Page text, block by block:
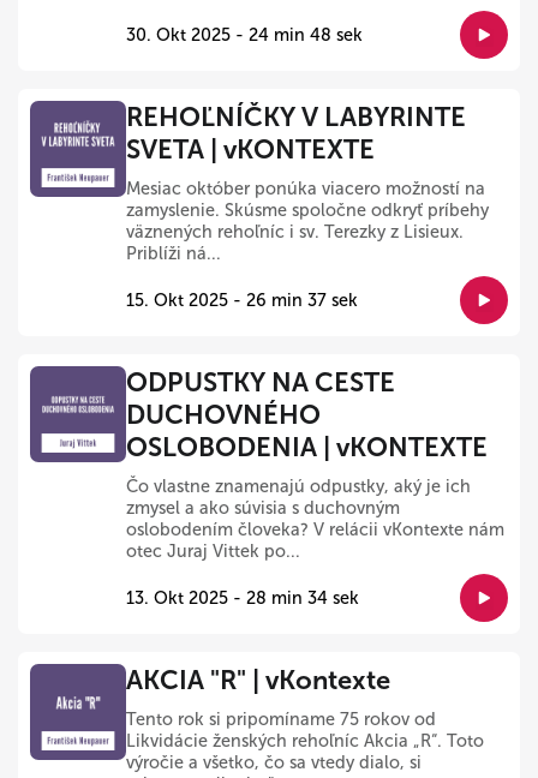
30. Okt 2025 - 24 min 48 sek
REHOĽNÍČKY V LABYRINTE
SVETA | vKONTEXTE
Mesiac október ponúka viacero možností na
zamyslenie. Skúsme spoločne odkryť príbehy
väznených rehoľníc i sv. Terezky z Lisieux.
Priblíži ná...
15. Okt 2025 - 26 min 37 sek
ODPUSTKY NA CESTE
DUCHOVNÉHO
OSLOBODENIA | vKONTEXTE
Čo vlastne znamenajú odpustky, aký je ich
zmysel a ako súvisia s duchovným
oslobodením človeka? V relácii vKontexte nám
otec Juraj Vittek po...
13. Okt 2025 - 28 min 34 sek
AKCIA "R" | vKontexte
Tento rok si pripomíname 75 rokov od
Likvidácie ženských rehoľníc Akcia „R“. Toto
výročie a všetko, čo sa vtedy dialo, si